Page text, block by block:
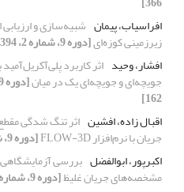
افراسیاب، پیمان شبیه‌سازی و
زیرزمینی کوزه‌ای[دوره 9، شماره 2، 1394، صفحه 233-241]
افشار، وحید اثر کاربرد
جویچه‌ای و جویچه‌ای یک در میان
162]
اقبال زاده، افشین اثر تنگ ‌شدگی
جریان با نرم‌افزار FLOW-3D
[دوره 9، شماره 6، 1394، صفحه 983-993]
اکبرپور، ابوالفضل بررسی
مشخصه‌های جریان غلیظ[دوره 9، شماره 1، 1394، صفحه 83-95]